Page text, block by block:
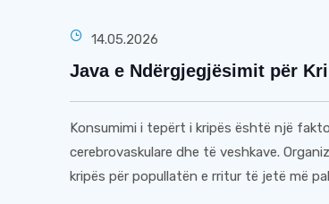
14.05.2026
Java e Ndërgjegjësimit për
Konsumimi i tepërt i kripës është një
cerebrovaskulare dhe të veshkave.
kripës për popullatën e rritur të jetë më